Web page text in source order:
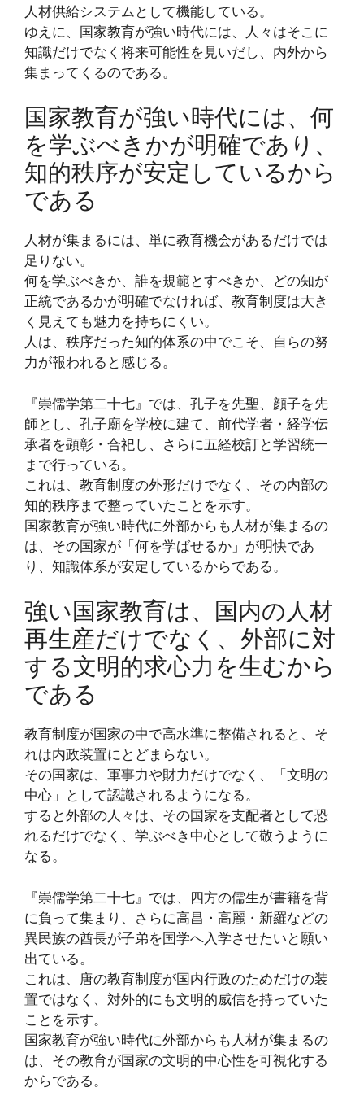
人材供給システムとして機能している。
ゆえに、国家教育が強い時代には、人々はそこに
知識だけでなく将来可能性を見いだし、内外から
集まってくるのである。
国家教育が強い時代には、何
を学ぶべきかが明確であり、
知的秩序が安定しているから
である
人材が集まるには、単に教育機会があるだけでは
足りない。
何を学ぶべきか、誰を規範とすべきか、どの知が
正統であるかが明確でなければ、教育制度は大き
く見えても魅力を持ちにくい。
人は、秩序だった知的体系の中でこそ、自らの努
力が報われると感じる。
『崇儒学第二十七』では、孔子を先聖、顔子を先
師とし、孔子廟を学校に建て、前代学者・経学伝
承者を顕彰・合祀し、さらに五経校訂と学習統一
まで行っている。
これは、教育制度の外形だけでなく、その内部の
知的秩序まで整っていたことを示す。
国家教育が強い時代に外部からも人材が集まるの
は、その国家が「何を学ばせるか」が明快であ
り、知識体系が安定しているからである。
強い国家教育は、国内の人材
再生産だけでなく、外部に対
する文明的求心力を生むから
である
教育制度が国家の中で高水準に整備されると、そ
れは内政装置にとどまらない。
その国家は、軍事力や財力だけでなく、「文明の
中心」として認識されるようになる。
すると外部の人々は、その国家を支配者として恐
れるだけでなく、学ぶべき中心として敬うように
なる。
『崇儒学第二十七』では、四方の儒生が書籍を背
に負って集まり、さらに高昌・高麗・新羅などの
異民族の酋長が子弟を国学へ入学させたいと願い
出ている。
これは、唐の教育制度が国内行政のためだけの装
置ではなく、対外的にも文明的威信を持っていた
ことを示す。
国家教育が強い時代に外部からも人材が集まるの
は、その教育が国家の文明的中心性を可視化する
からである。